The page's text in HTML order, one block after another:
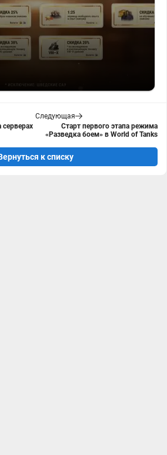
Следующая
Старт первого этапа режима
«Разведка боем» в World of Tanks
к списку